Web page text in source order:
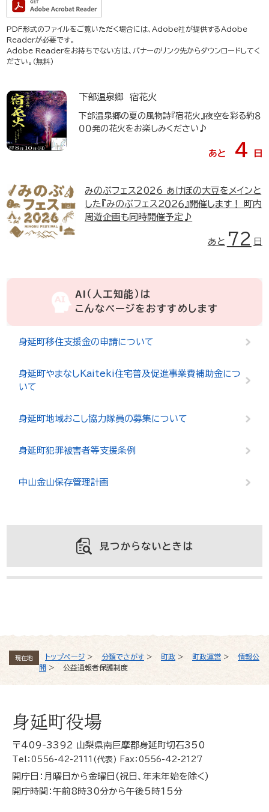
現在地 トップページ > 分類でさがす > 町政 > 町政運営 >
情報公
開 > 公益通報者保護制度
PDF形式のファイルをご覧いただく場合には、Adobe社が提供するAdobe
Readerが必要です。
Adobe Readerをお持ちでない方は、バナーのリンク先からダウンロードしてく
ださい。（無料）
下部温泉郷 宿花火
下部温泉郷の夏の風物詩『宿花火』夜空を彩る約８
００発の花火をお楽しみください♪
あと 4 日
みのぶフェス2026 あけぼの大豆をメインと
した『みのぶフェス２０２６』開催します！ 町内
周遊企画も同時開催予定♪
あと 72 日
AI（人工知能）は
こんなページをおすすめします
身延町移住支援金の申請について
身延町やまなしKaiteki住宅普及促進事業費補助金につ
いて
身延町地域おこし協力隊員の募集について
身延町犯罪被害者等支援条例
中山金山保存管理計画
見つからないときは
身延町役場
〒409-3392 山梨県南巨摩郡身延町切石350
Tel：0556-42-2111(代表) Fax：0556-42-2127
開庁日：月曜日から金曜日(祝日、年末年始を除く)
開庁時間：午前8時30分から午後5時15分